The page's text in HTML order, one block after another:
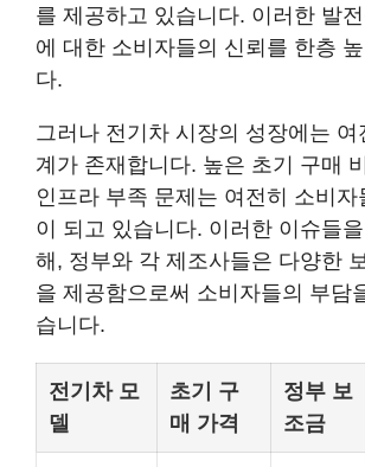
를 제공하고 있습니다. 이러한 발
에 대한 소비자들의 신뢰를 한층
다.
그러나 전기차 시장의 성장에는 여
계가 존재합니다. 높은 초기 구매
인프라 부족 문제는 여전히 소비자
이 되고 있습니다. 이러한 이슈들
해, 정부와 각 제조사들은 다양한
을 제공함으로써 소비자들의 부담
습니다.
전기차 모
델
초기 구
매 가격
정부 보
조금